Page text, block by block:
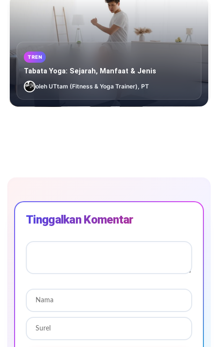
TREN
Tabata Yoga: Sejarah, Manfaat & Jenis
oleh UTtam (Fitness & Yoga Trainer), PT
Tinggalkan Komentar